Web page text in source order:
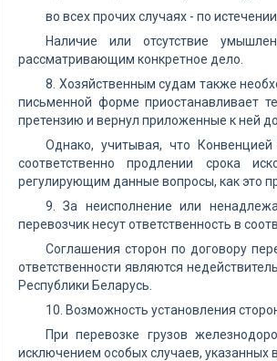
во всех прочих случаях - по
Наличие или отсутствие
рассматривающим конкретное дело.
8. Хозяйственным судам также
письменной форме приостанавливает
претензию и вернул приложенные к ней
Однако, учитывая, что
соответственно продлении срока
регулирующим данные вопросы, как это
9. За неисполнение или
перевозчик несут ответственность в
Соглашения сторон по договору
ответственности являются
Республики Беларусь.
10. Возможность установления
При перевозке грузов
исключением особых случаев, указанных